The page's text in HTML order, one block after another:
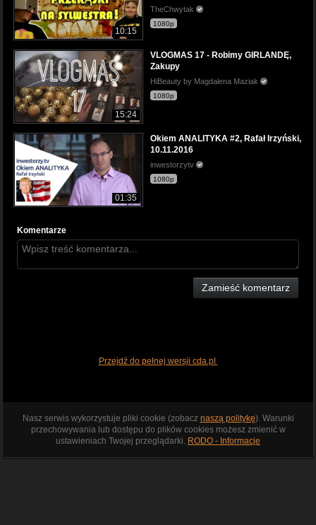
10:15
TheChwytak
1080p
15:24
VLOGMAS 17 - Robimy GIRLANDĘ,
Zakupy
HiBeauty by Magdalena Maziak
1080p
01:35
Okiem ANALITYKA #2, Rafał Irzyński,
10.11.2016
inwestorzytv
1080p
Komentarze
Zamieść komentarz
Przejdź do pełnej wersji cda.pl
Nasz serwis wykorzystuje pliki cookie (zobacz naszą politykę). Warunki
przechowywania lub dostępu do plików cookies możesz zmienić w
ustawieniach Twojej przeglądarki. RODO - Informacje